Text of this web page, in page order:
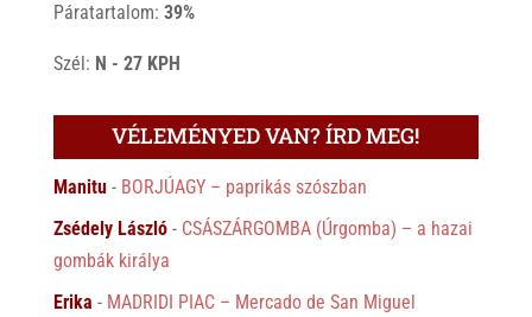
Páratartalom: 39%
Szél: N - 27 KPH
VÉLEMÉNYED VAN? ÍRD MEG!
Manitu- BORJÚAGY – paprikás szószban
Zsédely László- CSÁSZÁRGOMBA (Úrgomba) – a hazai
gombák királya
Erika - MADRIDI PIAC – Mercado de San Miguel